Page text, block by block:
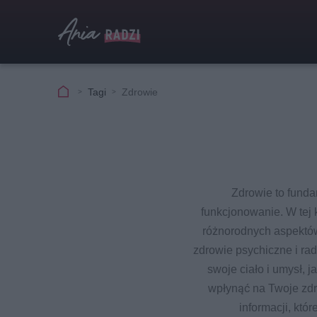
Tagi Zdrowie
Zdrowie to
funkcjonowanie. W tej
różnorodnych
zdrowie psychiczne i
swoje ciało i umysł,
wpłynąć na Twoje
informacji,